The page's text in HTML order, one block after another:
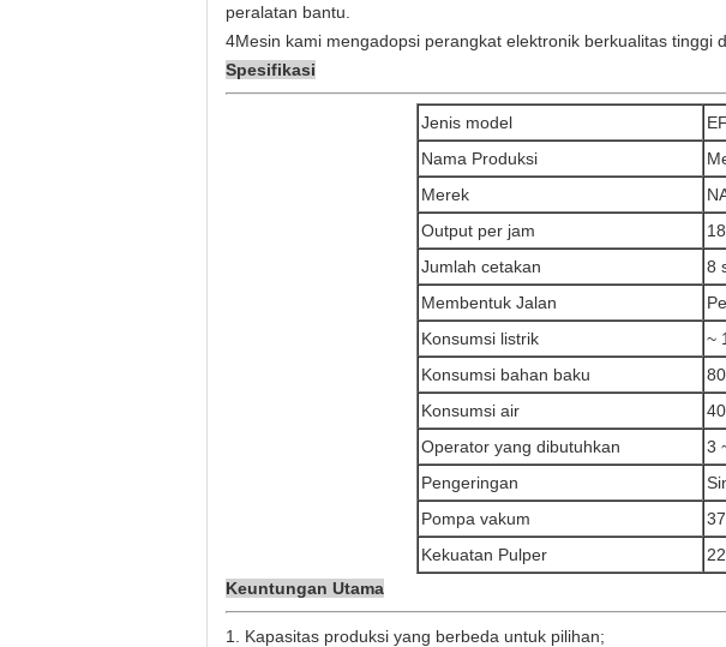
peralatan bantu.
4Mesin kami mengadopsi perangkat elektronik berkualitas
Spesifikasi
Jenis model
Nama Produksi
Merek
Output per jam
Jumlah cetakan
8
Membentuk Jalan
Konsumsi listrik
~
Konsumsi bahan baku
Konsumsi air
Operator yang dibutuhkan
3
Pengeringan
Pompa vakum
Kekuatan Pulper
Keuntungan Utama
1. Kapasitas produksi yang berbeda untuk pilihan;